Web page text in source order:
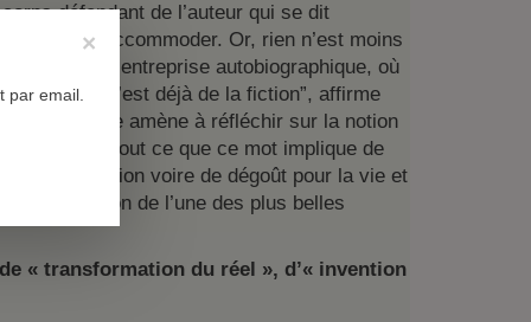
×
par email.
défendant de l’auteur qui se dit
s’en accommoder. Or, rien n’est moins
d’une entreprise autobiographique, où
des mots, c’est déjà de la fiction”, affirme
la littérature amène à réfléchir sur la notion
– avec tout ce que ce mot implique de
de déception voire de dégoût pour la vie et
l’édification de l’une des plus belles
« transformation du réel », d’« invention